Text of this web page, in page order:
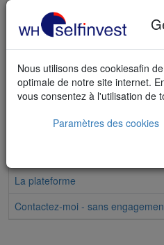
Pages populaires
Le compte Multi-Marché
Information
La plateforme
Contactez-moi - sans
Nous utilisons des cookiesafin
optimale de notre site internet.
vous consentez à l'utilisation de
Paramètres des cookies